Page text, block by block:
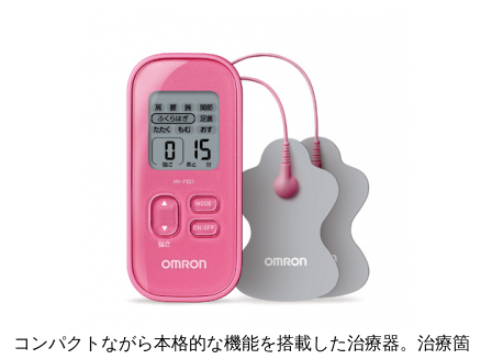
コンパクトながら本格的な機能を搭載した治療器。治療箇